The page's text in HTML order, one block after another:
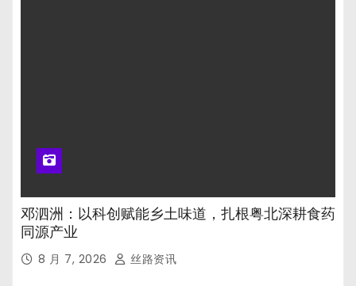
邓泗洲：以科创赋能乡土味道，扎根粤北深耕食药
同源产业
8 月 7, 2026 丝路资讯